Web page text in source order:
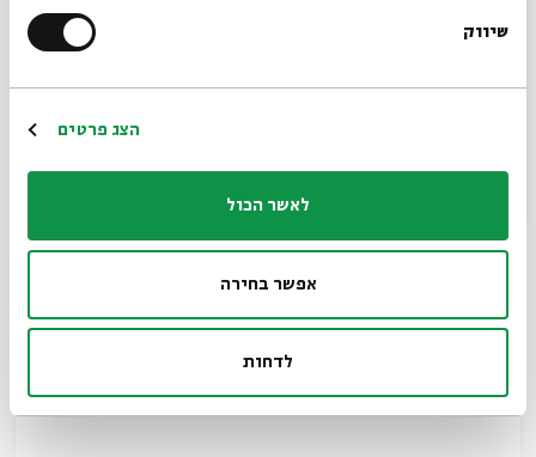
שיווק
הצג פרטים
לאשר הכול
אפשר בחירה
לדחות
By
Sholem Aleichem and Anatoly